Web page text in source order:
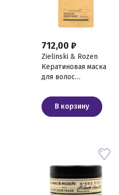
712,00 ₽
Zielinski & Rozen
Кератиновая маска
для волос
30 мл
В корзину